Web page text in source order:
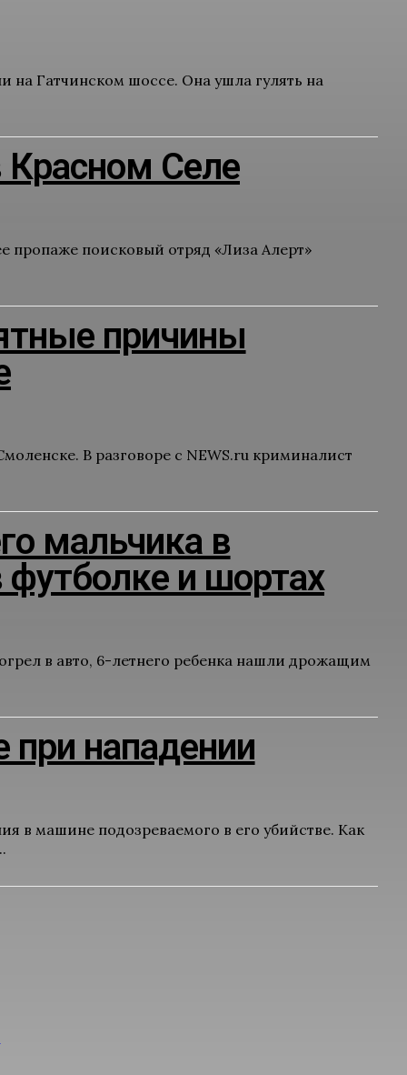
Гатчинском шоссе. Она ушла гулять на
Красном Селе
поисковый отряд «Лиза Алерт»
причины
В разговоре с NEWS.ru криминалист
мальчика в
и шортах
в авто, 6-летнего ребенка нашли дрожащим
нападении
в машине подозреваемого в его убийстве. Как